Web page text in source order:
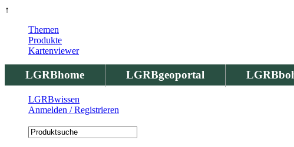
↑
LGRBhome LGRBgeoportal
Themen
Produkte
Kartenviewer
LGRBwissen
Anmelden / Registrieren